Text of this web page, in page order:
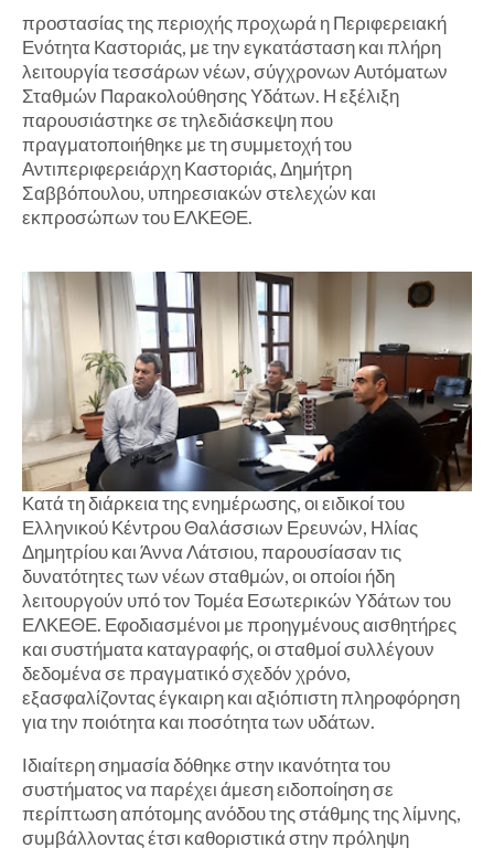
προστασίας της περιοχής προχωρά η Περιφερειακή
Ενότητα Καστοριάς, με την εγκατάσταση και πλήρη
λειτουργία τεσσάρων νέων, σύγχρονων Αυτόματων
Σταθμών Παρακολούθησης Υδάτων. Η εξέλιξη
παρουσιάστηκε σε τηλεδιάσκεψη που
πραγματοποιήθηκε με τη συμμετοχή του
Αντιπεριφερειάρχη Καστοριάς, Δημήτρη
Σαββόπουλου, υπηρεσιακών στελεχών και
εκπροσώπων του ΕΛΚΕΘΕ.
Κατά τη διάρκεια της ενημέρωσης, οι ειδικοί του
Ελληνικού Κέντρου Θαλάσσιων Ερευνών, Ηλίας
Δημητρίου και Άννα Λάτσιου, παρουσίασαν τις
δυνατότητες των νέων σταθμών, οι οποίοι ήδη
λειτουργούν υπό τον Τομέα Εσωτερικών Υδάτων του
ΕΛΚΕΘΕ. Εφοδιασμένοι με προηγμένους αισθητήρες
και συστήματα καταγραφής, οι σταθμοί συλλέγουν
δεδομένα σε πραγματικό σχεδόν χρόνο,
εξασφαλίζοντας έγκαιρη και αξιόπιστη πληροφόρηση
για την ποιότητα και ποσότητα των υδάτων.
Ιδιαίτερη σημασία δόθηκε στην ικανότητα του
συστήματος να παρέχει άμεση ειδοποίηση σε
περίπτωση απότομης ανόδου της στάθμης της λίμνης,
συμβάλλοντας έτσι καθοριστικά στην πρόληψη